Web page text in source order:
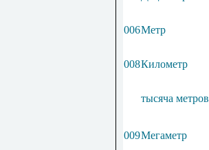
006Метр
008Километр
тысяча метров
009Мегаметр